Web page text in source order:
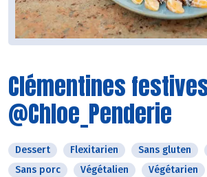
Clémentines
@Chloe_Penderie
Dessert Flexitarien Sans gluten
Sans porc
Végétalien Végétarien